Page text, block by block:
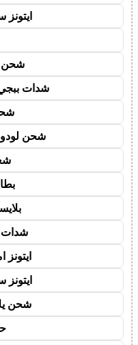
شحن
شدات
شحن
شدات
شحن